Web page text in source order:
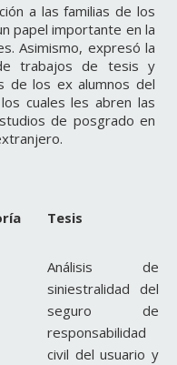
a las familias de los
papel importante en la
Asimismo, expresó la
trabajos de tesis y
de los ex alumnos del
cuales les abren las
de posgrado en
Tesis
Análisis de
siniestralidad del
seguro de
responsabilidad
civil del usuario y